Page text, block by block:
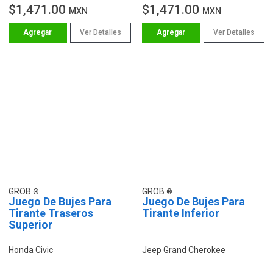
$1,471.00 MXN
Ver Detalles
$1,471.00 MXN
Ver Detalles
GROB
Juego De Bujes Para
Tirante Traseros
Superior
Honda Civic
GROB
Juego De Bujes Para
Tirante Inferior
Jeep Grand Cherokee